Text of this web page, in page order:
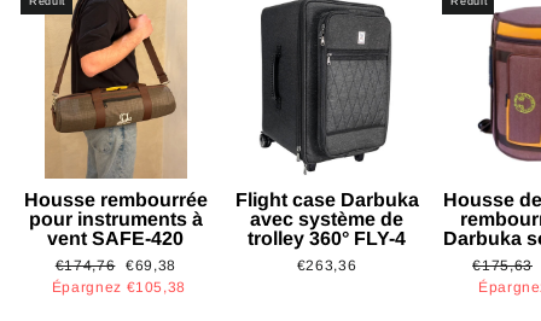
Housse rembourrée
pour instruments à
vent SAFE-420
Prix
régulier
€174,76
Prix
réduit
€69,38
Épargnez €105,38
Flight case Darbuka
avec système de
trolley 360° FLY-4
€263,36
Housse
Darbuka
Prix
régulier
€175,63